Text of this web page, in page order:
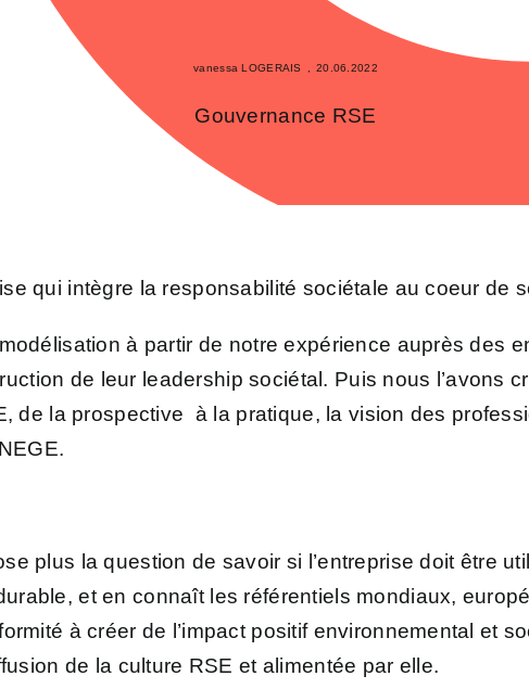
vanessa LOGERAIS 20.06.2022
Gouvernance RSE
qui intègre la responsabilité sociétale au coeur de
à partir de notre expérience auprès des
de leur leadership sociétal. Puis nous l’avons
de la prospective à la pratique, la vision des
plus la question de savoir si l’entreprise doit être
et en connaît les référentiels mondiaux,
à créer de l’impact positif environnemental et
de la culture RSE et alimentée par elle.